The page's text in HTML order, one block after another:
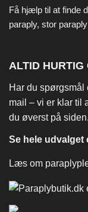
Få hjælp til at finde
paraply, stor paraply
ALTID HURTIG
Har du
mail – vi er klar til
du øverst på siden.
Se hele udvalget
Læs om